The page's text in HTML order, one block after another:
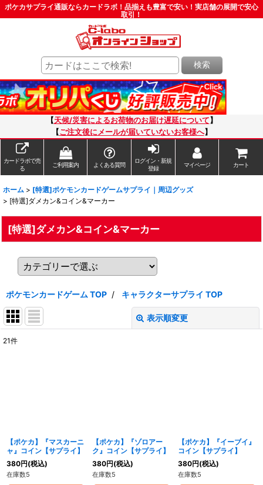
ポケカサプライ通販ならカードラボ！品揃えも豊富で安い！実店舗の展開で安心
取引！
検索
【天候/災害によるお荷物のお届け遅延について 】
【ご注文後にメールが届いていないお客様へ】
カードラボで売
る
ご利用案内 よくある質問
ログイン・新規
登録
マイページ カート
ホーム > [特選]ポケモンカードゲームサプライ｜周辺グッズ
> [特選]ダメカン&コイン&マーカー
[特選]ダメカン&コイン&マーカー
ポケモンカードゲーム TOP / キャラクターサプライ TOP
表示順変更
絞り込む
21件
【ポケカ】『マスカーニ
ャ』コイン【サプライ】
380円(税込)
在庫数5
【ポケカ】『ゾロアー
ク』コイン【サプライ】
380円(税込)
在庫数5
【ポケカ】『イーブイ』
コイン【サプライ】
380円(税込)
在庫数5